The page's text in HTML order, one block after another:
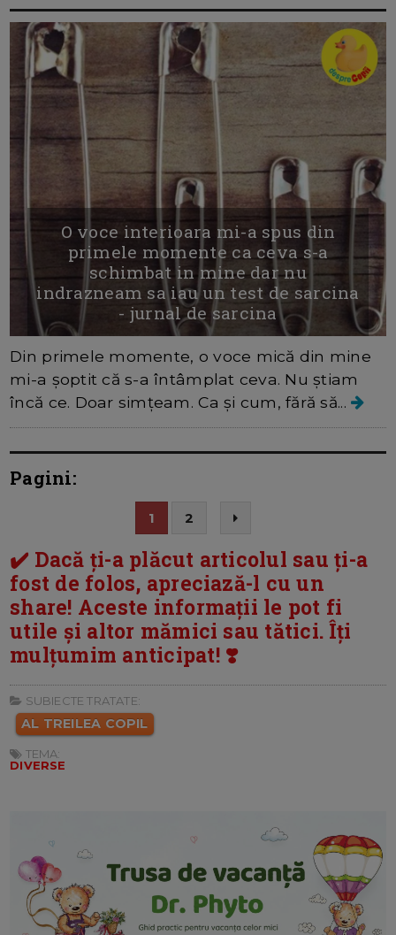
O voce interioara mi-a spus din
primele momente ca ceva s-a
schimbat in mine dar nu
indrazneam sa iau un test de sarcina
- jurnal de sarcina
Din primele momente, o voce mică din mine
mi-a șoptit că s-a întâmplat ceva. Nu știam
încă ce. Doar simțeam. Ca și cum, fără să...
Pagini:
1 2
✔️ Dacă ți-a plăcut articolul sau ți-a
fost de folos, apreciază-l cu un
share! Aceste informații le pot fi
utile și altor mămici sau tătici. Îți
mulțumim anticipat! ❣️
SUBIECTE TRATATE:
AL TREILEA COPIL
TEMA:
DIVERSE